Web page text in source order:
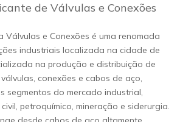
de Válvulas e Conexões
Válvulas e Conexões é uma renomada
industriais localizada na cidade de
na produção e distribuição de
conexões e cabos de aço,
segmentos do mercado industrial,
petroquímico, mineração e siderurgia.